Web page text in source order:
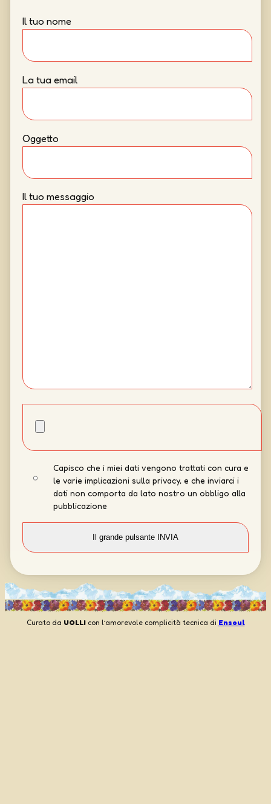
Il tuo nome
La tua email
Oggetto
Il tuo messaggio
Capisco che i miei dati vengono trattati con cura e
le varie implicazioni sulla privacy, e che inviarci i
dati non comporta da lato nostro un obbligo alla
pubblicazione
Curato da UOLLIcon l’amorevole complicità tecnica di Ensoul